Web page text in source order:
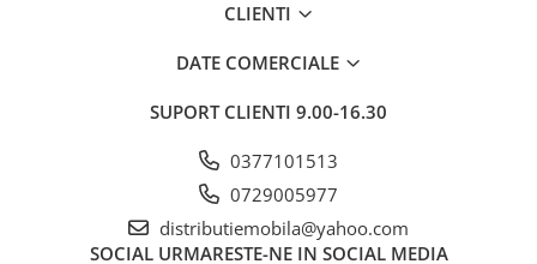
CLIENTI
DATE COMERCIALE
SUPORT CLIENTI 9.00-16.30
0377101513
0729005977
distributiemobila@yahoo.com
SOCIAL URMARESTE-NE IN SOCIAL MEDIA